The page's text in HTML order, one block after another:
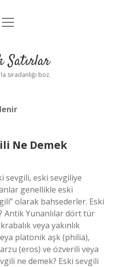
Uyarı
menüyü
Satırlar
sıradanlığı boz.
Ne Demek
sevgili, eski sevgiliye
genellikle eski
olarak bahsederler. Eski
Antik Yunanlılar dört tür
veya yakınlık
platonik aşk (philia),
(eros) ve özverili veya
ne demek? Eski sevgili